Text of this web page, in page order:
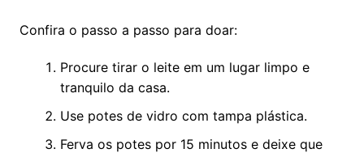
Confira o passo a passo para doar:
Procure tirar o leite em um lugar limpo e
tranquilo da casa.
Use potes de vidro com tampa plástica.
Ferva os potes por 15 minutos e deixe que